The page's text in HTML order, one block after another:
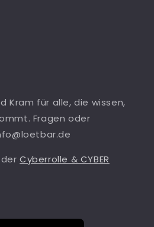
Kram für alle, die wissen,
Fragen oder
derCyberrolle & CYBER